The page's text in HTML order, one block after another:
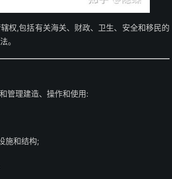
权,包括有关海关、财政、卫生、安全和移民的
。
管理建造、操作和使用:
施和结构;